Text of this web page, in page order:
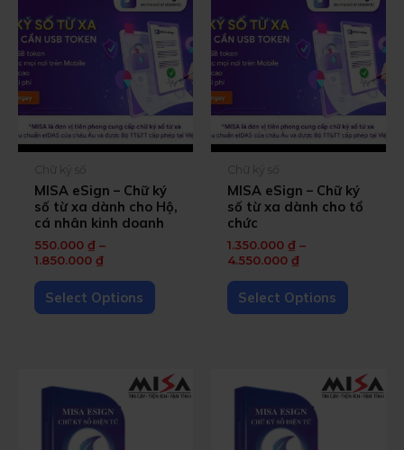
Chữ ký số
MISA eSign – Chữ ký
số từ xa dành cho Hộ,
cá nhân kinh doanh
550.000 ₫–
1.850.000 ₫
Select Options
Chữ ký số
MISA eSign – Chữ ký
số từ xa dành cho tổ
chức
1.350.000 ₫–
4.550.000 ₫
Select Options